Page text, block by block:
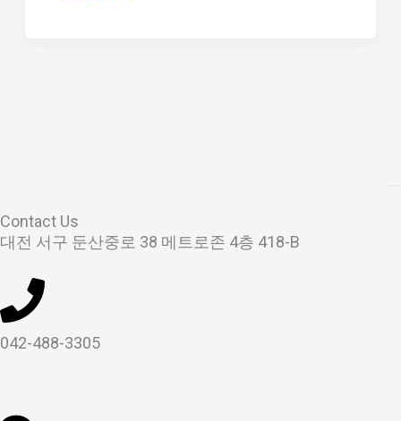
Contact Us
대전 서구 둔산중로 38 메트로존 4층 418-B
042-488-3305